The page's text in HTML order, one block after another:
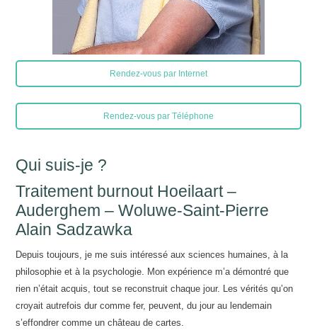
Qui suis-je ?
Traitement burnout Hoeilaart –
Auderghem – Woluwe-Saint-Pierre
Alain Sadzawka
Depuis toujours, je me suis intéressé aux sciences humaines, à la
philosophie et à la psychologie. Mon expérience m’a démontré que
rien n’était acquis, tout se reconstruit chaque jour. Les vérités qu’on
croyait autrefois dur comme fer, peuvent, du jour au lendemain
s’effondrer comme un château de cartes.
Rendez-vous par Internet
Rendez-vous par Téléphone